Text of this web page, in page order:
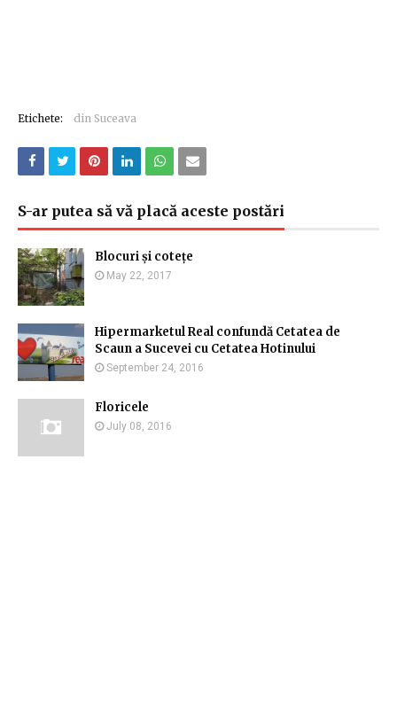
Etichete: din Suceava
S-ar putea să vă placă aceste postări
Blocuri și cotețe
May 22, 2017
Hipermarketul Real confundă Cetatea de
Scaun a Sucevei cu Cetatea Hotinului
September 24, 2016
Floricele
July 08, 2016